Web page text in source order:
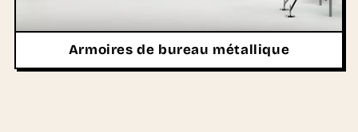
Armoires de bureau métallique